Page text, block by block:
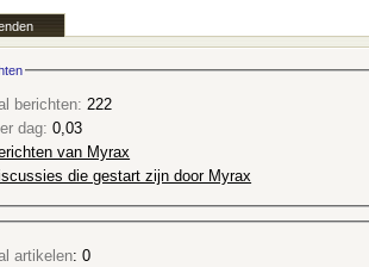
berichten: 222
dag: 0,03
van Myrax
die gestart zijn door Myrax
artikelen: 0